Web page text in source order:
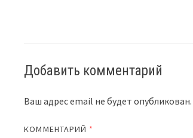
Добавить комментарий
Ваш адрес email не будет опубликован.
КОММЕНТАРИЙ *